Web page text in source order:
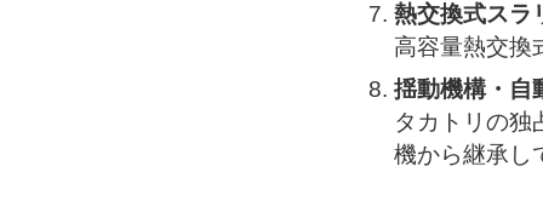
熱交換式スラ
高容量熱交換
揺動機構・自
タカトリの独
機から継承し